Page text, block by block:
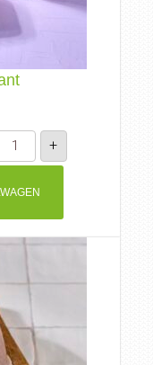
fours
+